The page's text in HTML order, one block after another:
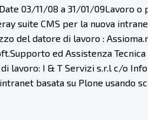
03/11/08 a 31/01/09Lavoro
suite CMS per la nuova
del datore di lavoro :
ed Assistenza
lavoro: I & T Servizi s.r.l c/o
basata su Plone usando